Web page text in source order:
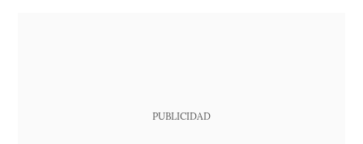
PUBLICIDAD